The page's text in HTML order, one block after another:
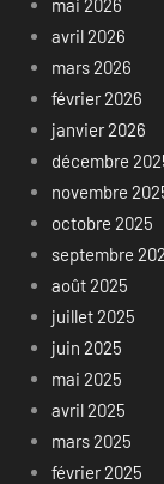
mai 2026
avril 2026
mars 2026
février 2026
janvier 2026
décembre
novembre
octobre 2025
septembre
août 2025
juillet 2025
juin 2025
mai 2025
avril 2025
mars 2025
février 2025